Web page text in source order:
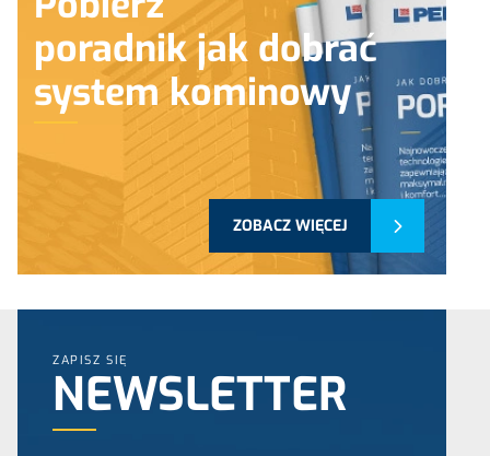
poradnik jak dobrać
system kominowy
ZOBACZ WIĘCEJ
ZAPISZ SIĘ
NEWSLETTER